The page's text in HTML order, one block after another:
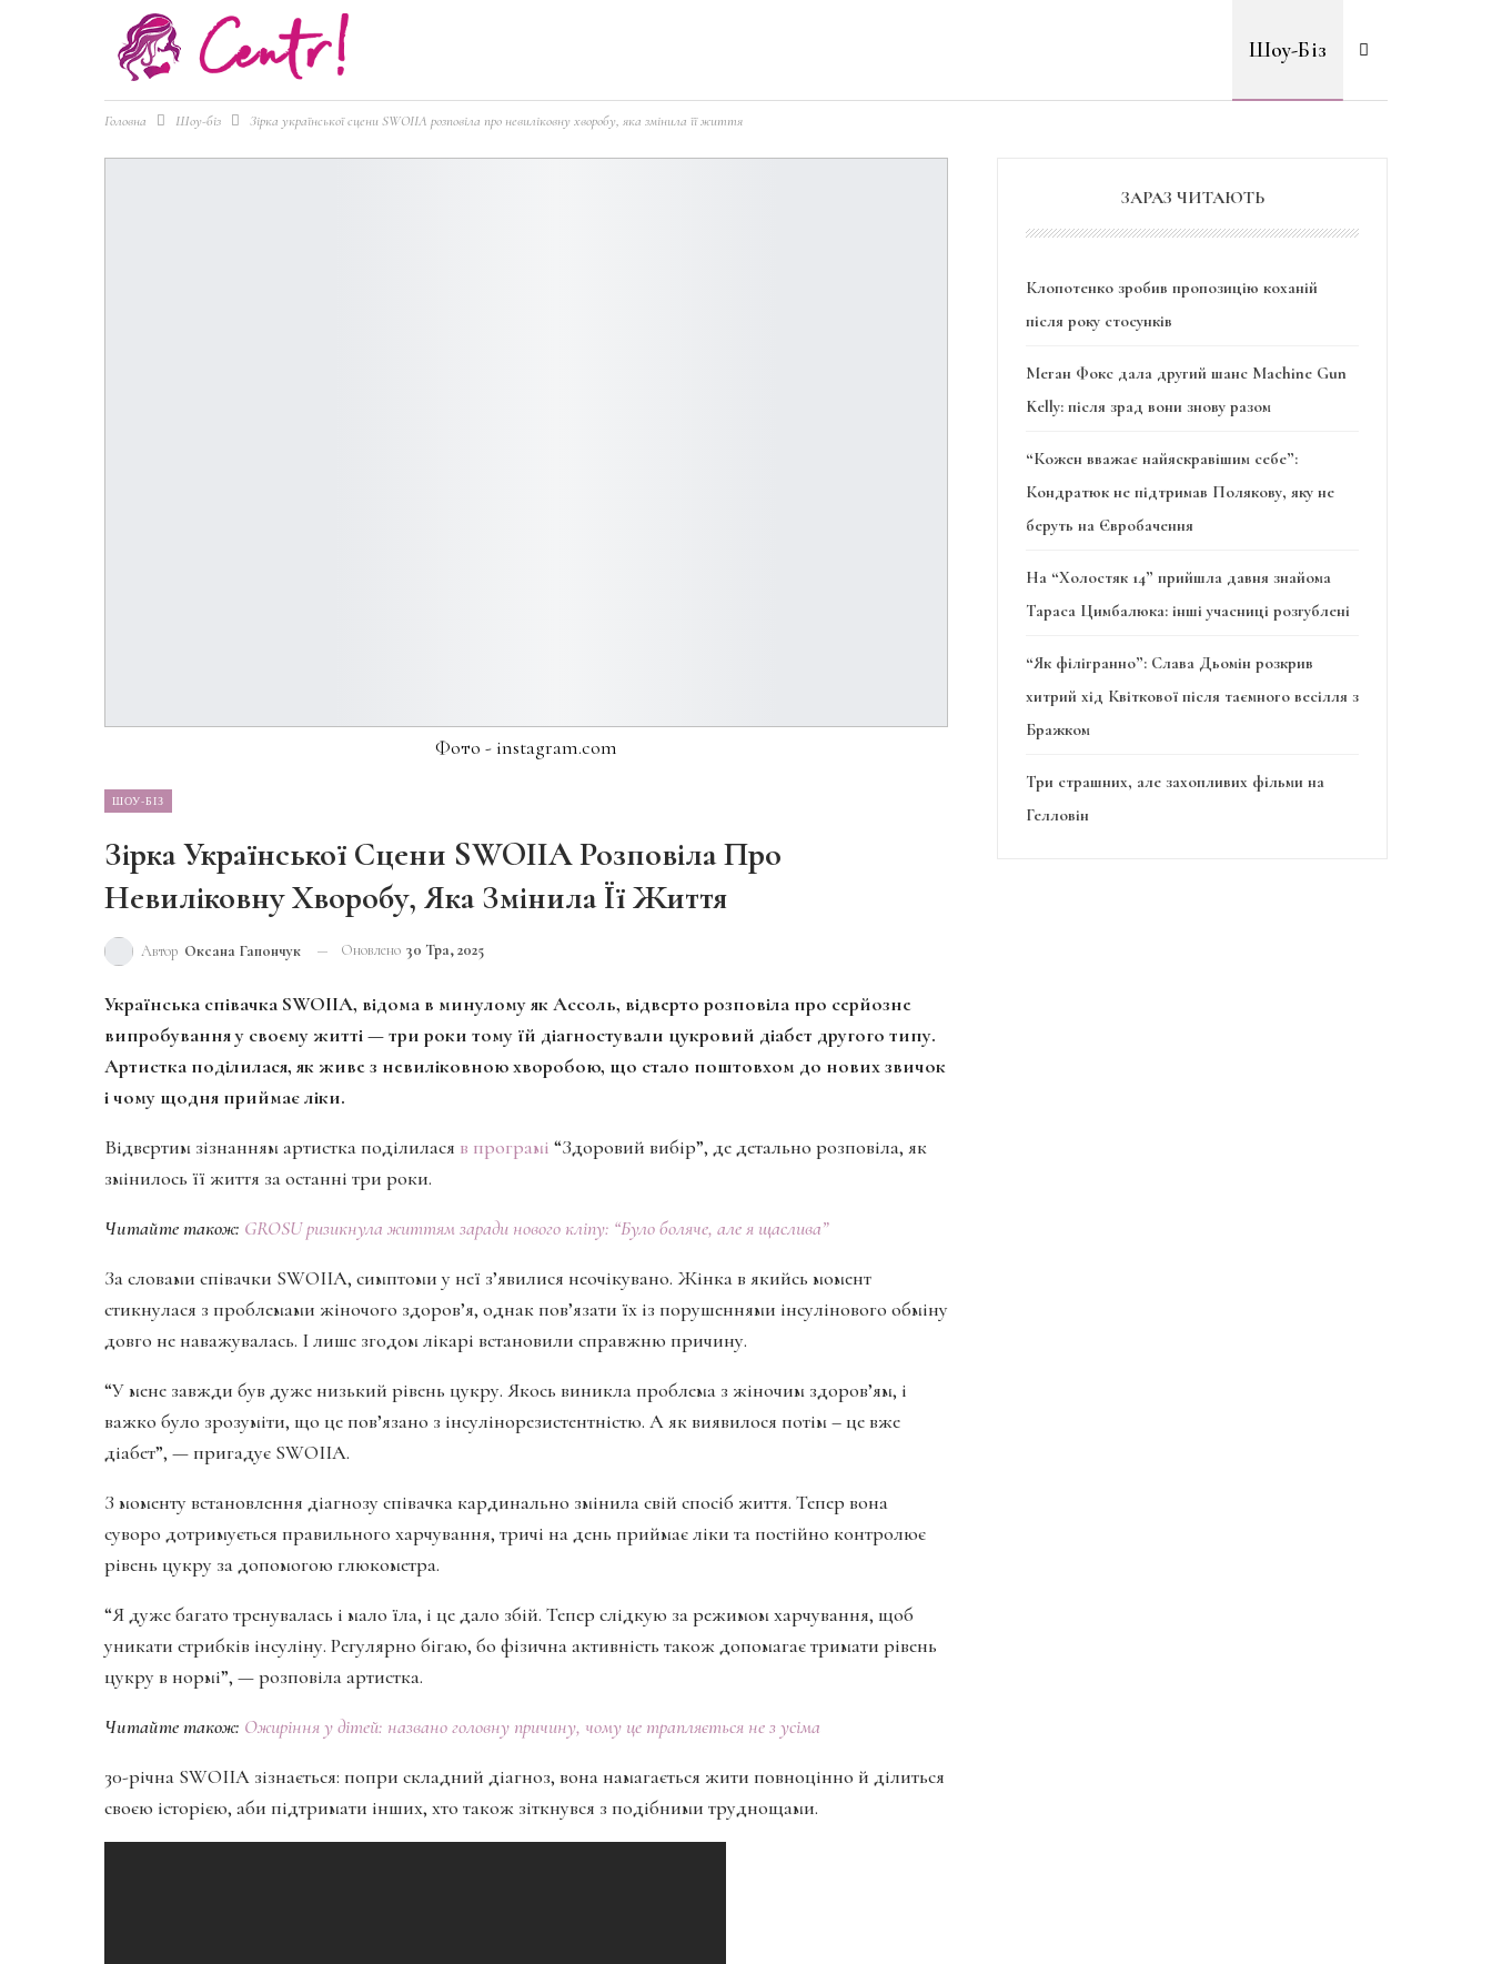
Шоу-Біз
Головна Шоу-біз Зірка української сцени SWOIIA розповіла про невиліковну хворобу, яка змінила її життя
Фото - instagram.com
ШОУ-БІЗ
Зірка Української Сцени SWOIIA Розповіла Про
Невиліковну Хворобу, Яка Змінила Її Життя
Автор Оксана Гапончук Оновлено 30 Тра, 2025
Українська співачка SWOIIA, відома в минулому як Ассоль, відверто розповіла про серйозне
випробування у своєму житті — три роки тому їй діагностували цукровий діабет другого типу.
Артистка поділилася, як живе з невиліковною хворобою, що стало поштовхом до нових звичок
і чому щодня приймає ліки.
Відвертим зізнанням артистка поділилася в програмі “Здоровий вибір”, де детально розповіла, як
змінилось її життя за останні три роки.
Читайте також: GROSU ризикнула життям заради нового кліпу: “Було боляче, але я щаслива”
За словами співачки SWOIIA, симптоми у неї з’явилися неочікувано. Жінка в якийсь момент
стикнулася з проблемами жіночого здоров’я, однак пов’язати їх із порушеннями інсулінового обміну
довго не наважувалась. І лише згодом лікарі встановили справжню причину.
“У мене завжди був дуже низький рівень цукру. Якось виникла проблема з жіночим здоров’ям, і
важко було зрозуміти, що це пов’язано з інсулінорезистентністю. А як виявилося потім – це вже
діабет”, — пригадує SWOIIA.
З моменту встановлення діагнозу співачка кардинально змінила свій спосіб життя. Тепер вона
суворо дотримується правильного харчування, тричі на день приймає ліки та постійно контролює
рівень цукру за допомогою глюкометра.
“Я дуже багато тренувалась і мало їла, і це дало збій. Тепер слідкую за режимом харчування, щоб
уникати стрибків інсуліну. Регулярно бігаю, бо фізична активність також допомагає тримати рівень
цукру в нормі”, — розповіла артистка.
Читайте також: Ожиріння у дітей: названо головну причину, чому це трапляється не з усіма
30-річна SWOIIA зізнається: попри складний діагноз, вона намагається жити повноцінно й ділиться
своєю історією, аби підтримати інших, хто також зіткнувся з подібними труднощами.
ЗАРАЗ ЧИТАЮТЬ
Клопотенко зробив пропозицію коханій
після року стосунків
Меган Фокс дала другий шанс Machine Gun
Kelly: після зрад вони знову разом
“Кожен вважає найяскравішим себе”:
Кондратюк не підтримав Полякову, яку не
беруть на Євробачення
На “Холостяк 14” прийшла давня знайома
Тараса Цимбалюка: інші учасниці розгублені
“Як філігранно”: Слава Дьомін розкрив
хитрий хід Квіткової після таємного весілля з
Бражком
Три страшних, але захопливих фільми на
Гелловін